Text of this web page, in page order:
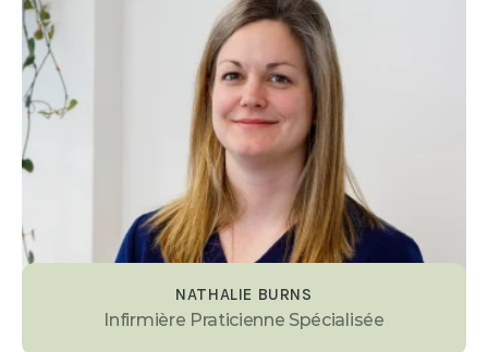
NATHALIE BURNS
Infirmière Praticienne Spécialisée